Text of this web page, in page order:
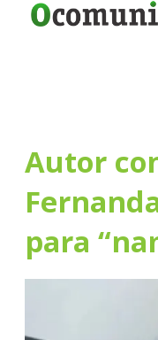
Autor
para